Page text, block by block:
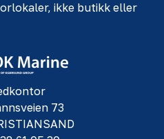
ikke butikk eller
73